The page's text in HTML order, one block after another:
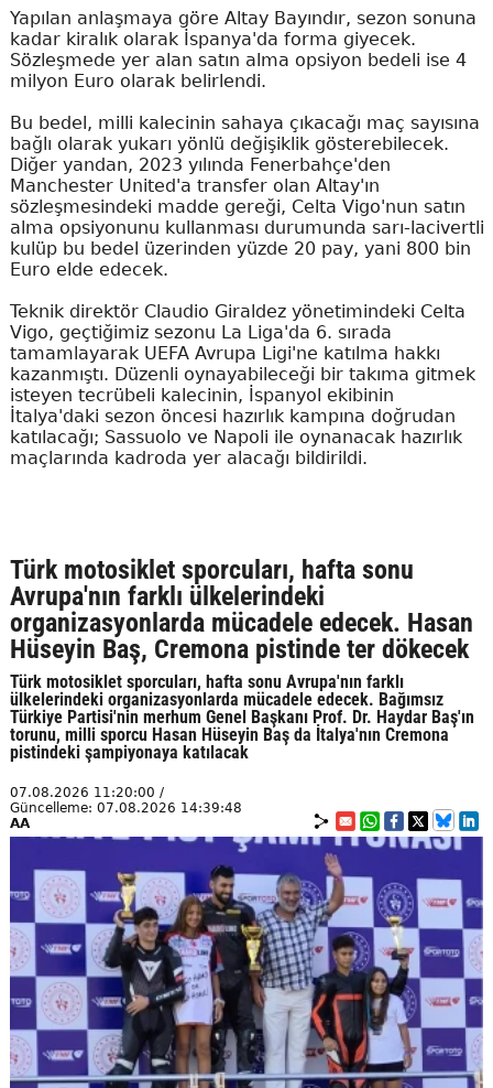
Yapılan anlaşmaya göre Altay Bayındır, sezon sonuna
kadar kiralık olarak İspanya'da forma giyecek.
Sözleşmede yer alan satın alma opsiyon bedeli ise 4
milyon Euro olarak belirlendi.
Bu bedel, milli kalecinin sahaya çıkacağı maç sayısına
bağlı olarak yukarı yönlü değişiklik gösterebilecek.
Diğer yandan, 2023 yılında Fenerbahçe'den
Manchester United'a transfer olan Altay'ın
sözleşmesindeki madde gereği, Celta Vigo'nun satın
alma opsiyonunu kullanması durumunda sarı-lacivertli
kulüp bu bedel üzerinden yüzde 20 pay, yani 800 bin
Euro elde edecek.
Teknik direktör Claudio Giraldez yönetimindeki Celta
Vigo, geçtiğimiz sezonu La Liga'da 6. sırada
tamamlayarak UEFA Avrupa Ligi'ne katılma hakkı
kazanmıştı. Düzenli oynayabileceği bir takıma gitmek
isteyen tecrübeli kalecinin, İspanyol ekibinin
İtalya'daki sezon öncesi hazırlık kampına doğrudan
katılacağı; Sassuolo ve Napoli ile oynanacak hazırlık
maçlarında kadroda yer alacağı bildirildi.
Türk motosiklet sporcuları, hafta sonu
Avrupa'nın farklı ülkelerindeki
organizasyonlarda mücadele edecek. Hasan
Hüseyin Baş, Cremona pistinde ter dökecek
Türk motosiklet sporcuları, hafta sonu Avrupa'nın farklı
ülkelerindeki organizasyonlarda mücadele edecek. Bağımsız
Türkiye Partisi'nin merhum Genel Başkanı Prof. Dr. Haydar Baş'ın
torunu, milli sporcu Hasan Hüseyin Baş da İtalya'nın Cremona
pistindeki şampiyonaya katılacak
07.08.2026 11:20:00 /
Güncelleme: 07.08.2026 14:39:48
AA